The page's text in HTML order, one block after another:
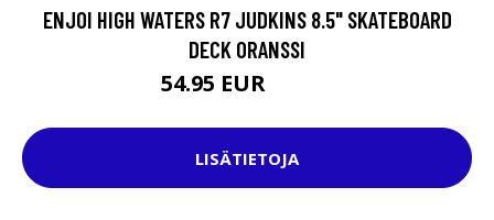
ENJOI HIGH WATERS R7 JUDKINS 8.5" SKATEBOARD
DECK ORANSSI
54.95 EUR
LISÄTIETOJA